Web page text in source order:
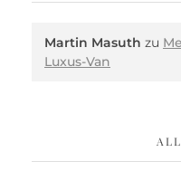
Martin Masuth zu
Luxus-Van